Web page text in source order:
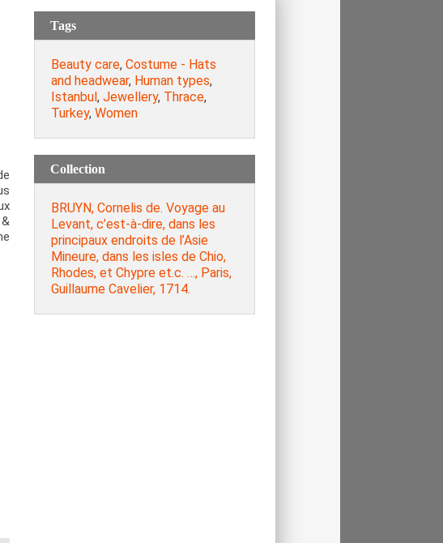
Tags
Beauty care, Costume - Hats
and headwear, Human types,
Istanbul, Jewellery, Thrace,
Turkey, Women
Collection
BRUYN, Cornelis de. Voyage au
Levant, c’est-à-dire, dans les
principaux endroits de l’Asie
Mineure, dans les isles de Chio,
Rhodes, et Chypre et.c. …, Paris,
Guillaume Cavelier, 1714.